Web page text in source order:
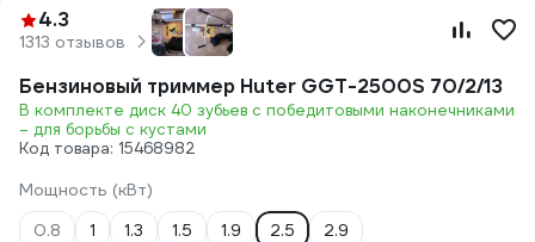
4.3
1313 отзывов
Бензиновый триммер Huter GGT-2500S 70/2/13
В комплекте диск 40 зубьев с победитовыми наконечниками
– для борьбы с кустами
Код товара: 15468982
Мощность (кВт)
0.8
1 1.3 1.5 1.9 2.5 2.9